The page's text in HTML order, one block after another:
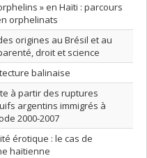
» en Haïti : parcours
orphelinats
origines au Brésil et au
droit et science
balinaise
à partir des ruptures
argentins immigrés à
2000-2007
érotique : le cas de
haïtienne